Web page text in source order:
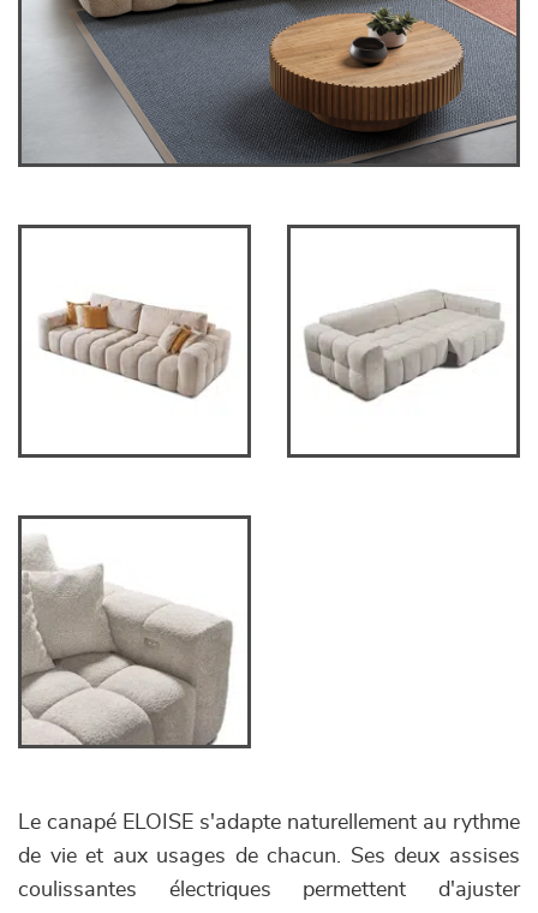
Le canapé ELOISE s'adapte naturellement au rythme
de vie et aux usages de chacun. Ses deux assises
coulissantes électriques permettent d'ajuster